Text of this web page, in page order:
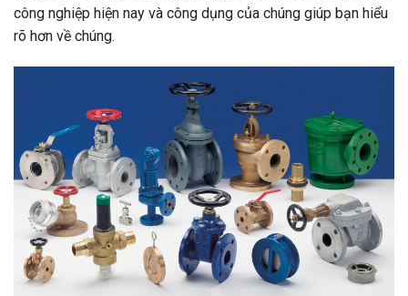
công nghiệp hiện nay và công dụng của chúng giúp bạn hiểu
rõ hơn về chúng.